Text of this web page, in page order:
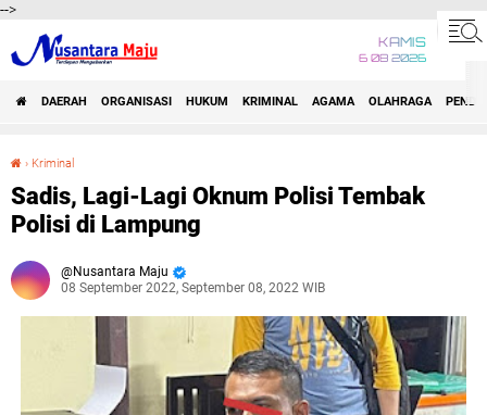
-->
KAMIS
6 08 2026
DAERAH ORGANISASI HUKUM KRIMINAL AGAMA OLAHRAGA
› Kriminal
Sadis, Lagi-Lagi Oknum Polisi Tembak
Polisi di Lampung
Nusantara Maju
08 September 2022, September 08, 2022 WIB